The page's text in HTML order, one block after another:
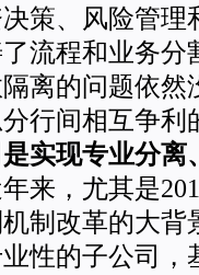
策、风险管理
流程和业务分
离的问题依然
行间相互争利
实现专业分离
来，尤其是
制改革的大背
性的子公司，